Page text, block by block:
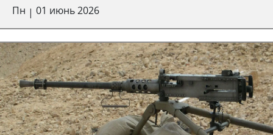
Пн | 01 июнь 2026